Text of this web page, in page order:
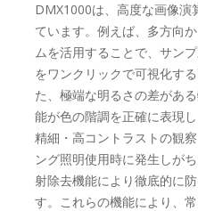
DMX1000は、高度な画像演
ています。例えば、多方向
ムを活用することで、サン
をワンクリックで可視化す
た、極端な明るさの差があ
能が色の階調を正確に表現
精細・高コントラストの観
ング照明使用時に発生しが
射除去機能により徹底的に
す。これらの機能により、